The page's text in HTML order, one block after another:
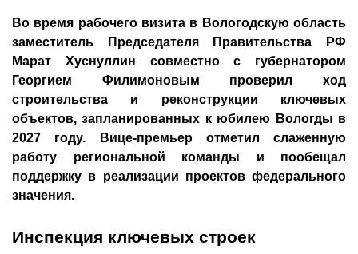
Во время рабочего визита в Вологодскую область
заместитель Председателя Правительства РФ
Марат Хуснуллин совместно с губернатором
Георгием Филимоновым проверил ход
строительства и реконструкции ключевых
объектов, запланированных к юбилею Вологды в
2027 году. Вице-премьер отметил слаженную
работу региональной команды и пообещал
поддержку в реализации проектов федерального
значения.
Инспекция ключевых строек